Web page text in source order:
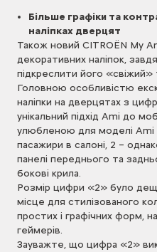
Більше графіки та
наліпках дверцят
Також новий CITROЁN My
декоративних наліпок,
підкреслити його
Головною особливістю
наліпки на дверцятах з
унікальний підхід Ami до
улюбленою для моделі Ami
пасажири в салоні, 2 –
панелі переднього та
бокові крила.
Розмір цифри «2» було
місце для стилізованого
простих і графічних форм,
геймерів.
Зауважте, що цифра «2»